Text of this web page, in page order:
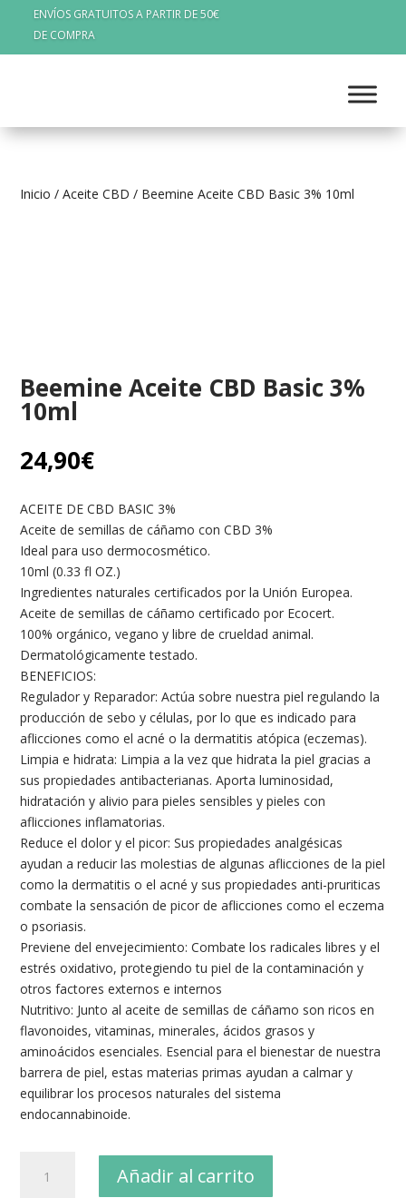
ENVÍOS GRATUITOS A PARTIR DE 50€
DE COMPRA
Inicio /Aceite CBD / Beemine Aceite CBD Basic 3% 10ml
Beemine Aceite CBD Basic 3%
10ml
24,90€
ACEITE DE CBD BASIC 3%
Aceite de semillas de cáñamo con CBD 3%
Ideal para uso dermocosmético.
10ml (0.33 fl OZ.)
Ingredientes naturales certificados por la Unión Europea.
Aceite de semillas de cáñamo certificado por Ecocert.
100% orgánico, vegano y libre de crueldad animal.
Dermatológicamente testado.
BENEFICIOS:
Regulador y Reparador: Actúa sobre nuestra piel regulando la
producción de sebo y células, por lo que es indicado para
aflicciones como el acné o la dermatitis atópica (eczemas).
Limpia e hidrata: Limpia a la vez que hidrata la piel gracias a
sus propiedades antibacterianas. Aporta luminosidad,
hidratación y alivio para pieles sensibles y pieles con
aflicciones inflamatorias.
Reduce el dolor y el picor: Sus propiedades analgésicas
ayudan a reducir las molestias de algunas aflicciones de la piel
como la dermatitis o el acné y sus propiedades anti-pruriticas
combate la sensación de picor de aflicciones como el eczema
o psoriasis.
Previene del envejecimiento: Combate los radicales libres y el
estrés oxidativo, protegiendo tu piel de la contaminación y
otros factores externos e internos
Nutritivo: Junto al aceite de semillas de cáñamo son ricos en
flavonoides, vitaminas, minerales, ácidos grasos y
aminoácidos esenciales. Esencial para el bienestar de nuestra
barrera de piel, estas materias primas ayudan a calmar y
equilibrar los procesos naturales del sistema
endocannabinoide.
Aceite
Añadir al carrito